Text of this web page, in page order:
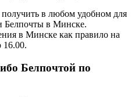
в любом удобном для
Белпочты в Минске.
в Минске как правило на
16.00.
Белпочтой по